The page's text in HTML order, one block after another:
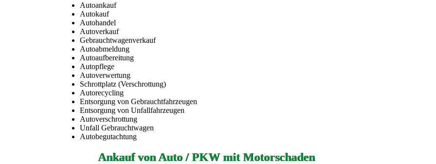
Autoankauf
Autokauf
Autohandel
Autoverkauf
Gebrauchtwagenverkauf
Autoabmeldung
Autoaufbereitung
Autopflege
Autoverwertung
Schrottplatz (Verschrottung)
Autorecycling
Entsorgung von Gebrauchtfahrzeugen
Entsorgung von Unfallfahrzeugen
Autoverschrottung
Unfall Gebrauchtwagen
Autobegutachtung
Ankauf von Auto / PKW mit Motorschaden